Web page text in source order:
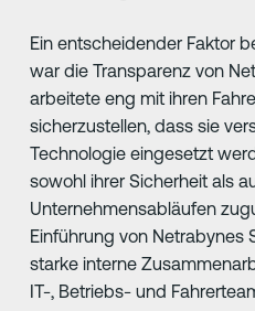
Ein entscheidender Faktor
war die Transparenz von
arbeitete eng mit ihren
sicherzustellen, dass sie
Technologie eingesetzt
sowohl ihrer Sicherheit als
Unternehmensabläufen
Einführung von Netrabynes
starke interne
IT-, Betriebs- und